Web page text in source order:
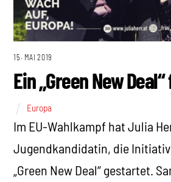
15. MAI 2019
Ein „Green New
Europa
Im EU-Wahlkampf hat Julia
Jugendkandidatin, die
„Green New Deal“ gestartet.